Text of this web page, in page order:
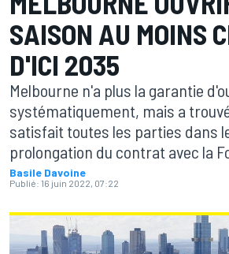
SAISON AU MOINS
D'ICI 2035
Melbourne n'a plus la garantie
systématiquement, mais a
satisfait toutes les parties dans
prolongation du contrat avec la
Basile Davoine
Publié: 16 juin 2022, 07:22